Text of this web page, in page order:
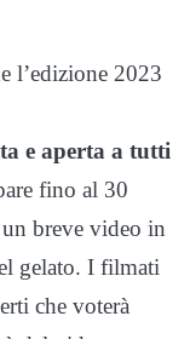
l’edizione 2023
e aperta a tutti
fino al 30
un breve video in
gelato. I filmati
che voterà